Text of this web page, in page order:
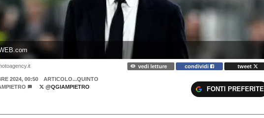
vedi letture condividi tweet
2024, 00:50
ARTICOLO...QUINTO
@QGIAMPIETRO FONTI PREFERITE